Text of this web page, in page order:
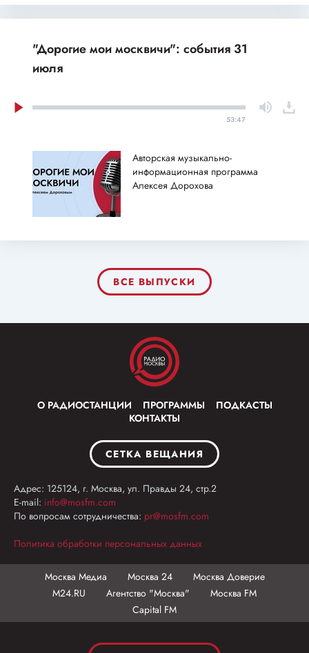
"Дорогие мои москвичи": события 31
июля
53:47
Авторская музыкально-
информационная программа
Алексея Дорохова
ВСЕ ВЫПУСКИ
О РАДИОСТАНЦИИ ПРОГРАММЫ
ПОДКАСТЫ
КОНТАКТЫ
СЕТКА ВЕЩАНИЯ
Адрес: 125124, г. Москва, ул. Правды 24, стр.2
E-mail: info@mosfm.com
По вопросам сотрудничества: pr@mosfm.com
Политика обработки персональных данных
Москва Медиа Москва 24
Москва Доверие
М24.RU
Агентство "Москва"
Москва FM
Capital FM